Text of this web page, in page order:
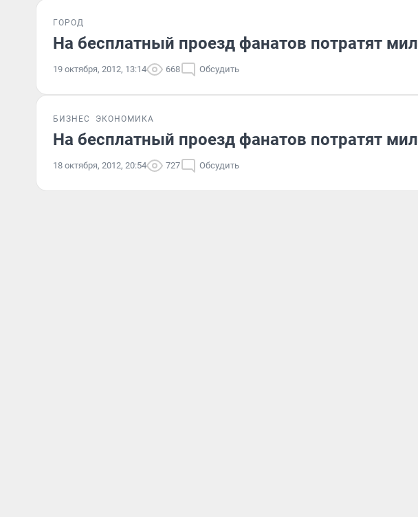
ГОРОД
На бесплатный проезд фанатов потратят
19 октября, 2012, 13:14 668 Обсудить
БИЗНЕС ЭКОНОМИКА
На бесплатный проезд фанатов потратят
18 октября, 2012, 20:54 727 Обсудить